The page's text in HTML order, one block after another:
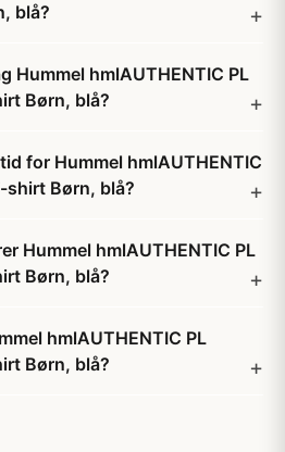
blå?
Hummel hmlAUTHENTIC PL
Børn, blå?
for Hummel hmlAUTHENTIC
shirt Børn, blå?
Hummel hmlAUTHENTIC PL
Børn, blå?
hmlAUTHENTIC PL
Børn, blå?